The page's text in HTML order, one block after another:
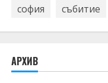
софия
събитие
АРХИВ